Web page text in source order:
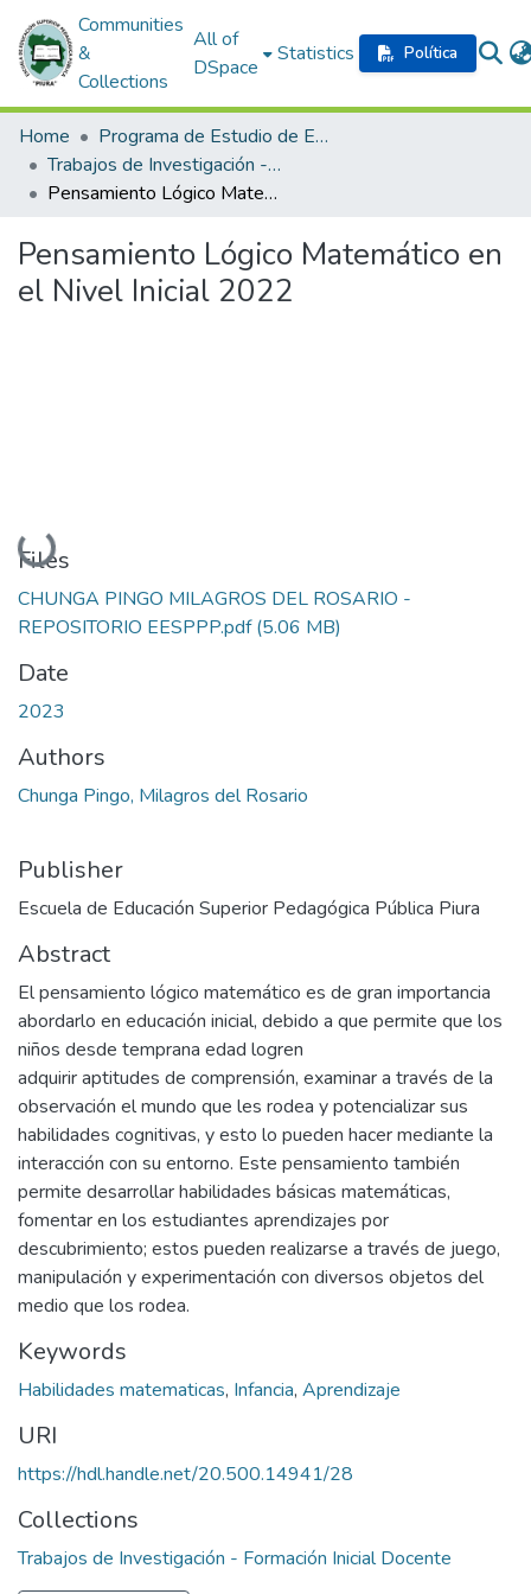
Communities
&
Collections
All of
DSpace
Statistics Política
Home
Programa de Estudio de Educación Inicial
Trabajos de Investigación - Formación Inicial Docente
Pensamiento Lógico Matemático en el Nivel Inicial 2022
Pensamiento Lógico Matemático en
el Nivel Inicial 2022
Loading...
Files
CHUNGA PINGO MILAGROS DEL ROSARIO -
REPOSITORIO EESPPP.pdf(5.06 MB)
Date
2023
Authors
Chunga Pingo, Milagros del Rosario
Publisher
Escuela de Educación Superior Pedagógica Pública Piura
Abstract
El pensamiento lógico matemático es de gran importancia
abordarlo en educación inicial, debido a que permite que los
niños desde temprana edad logren
adquirir aptitudes de comprensión, examinar a través de la
observación el mundo que les rodea y potencializar sus
habilidades cognitivas, y esto lo pueden hacer mediante la
interacción con su entorno. Este pensamiento también
permite desarrollar habilidades básicas matemáticas,
fomentar en los estudiantes aprendizajes por
descubrimiento; estos pueden realizarse a través de juego,
manipulación y experimentación con diversos objetos del
medio que los rodea.
Keywords
Habilidades matematicas, Infancia, Aprendizaje
URI
https://hdl.handle.net/20.500.14941/28
Collections
Trabajos de Investigación - Formación Inicial Docente